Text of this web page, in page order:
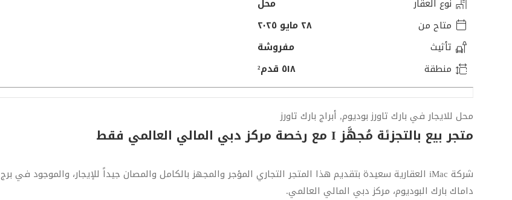
نوع العقار
محل
متاح من
٢٨ مايو ٢٠٢٥
تأثيث
مفروشة
منطقة
٥١٨ قدم²
محل للايجار في بارك تاورز بوديوم, أبراج بارك تاورز
متجر بيع بالتجزئة مُجهَّز I مع رخصة مركز دبي المالي العالمي فقط
شركة iMac العقارية سعيدة بتقديم هذا المتجر التجاري المؤجر والمجهز بالكامل والمصان جيداً للإيجار، والموجود في برج
داماك بارك البوديوم، مركز دبي المالي العالمي.